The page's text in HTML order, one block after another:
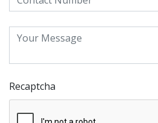
Recaptcha